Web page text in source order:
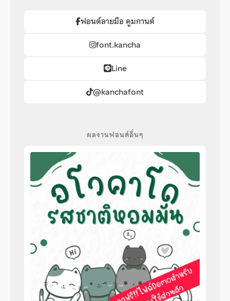
ฟอนต์ลายมือ คูมกานต์
font.kancha
Line
@kanchafont
ผลงานฟอนต์อื่นๆ